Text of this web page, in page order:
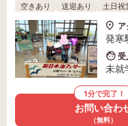
空きあり 送迎あり 土日祝
発寒
受
未就
1分で完了！
お問い合わ
（無料）